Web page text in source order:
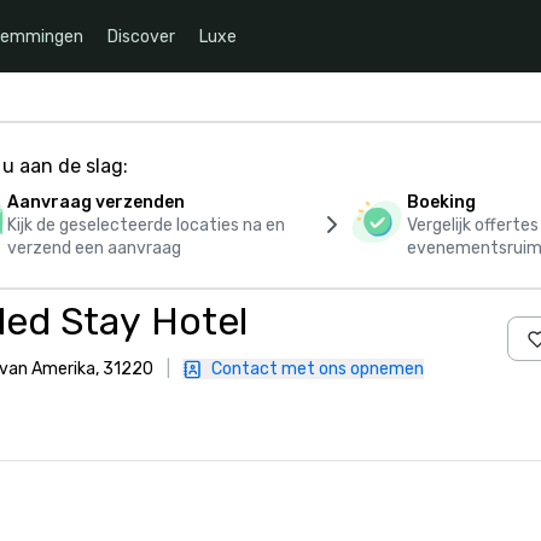
Discover Luxe
aan de slag:
Aanvraag verzenden
Kijk de geselecteerde locaties na en
verzend een aanvraag
Boeking
Vergelijk
Stay Hotel
Amerika, 31220 Contact met ons opnemen